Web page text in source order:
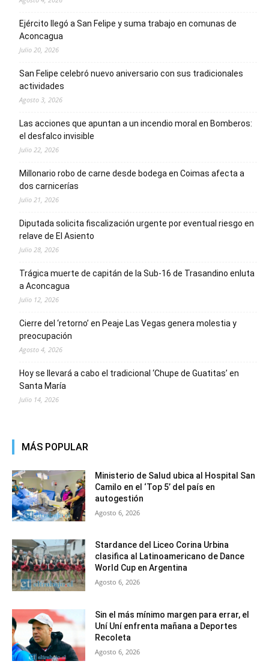
Ejército llegó a San Felipe y suma trabajo en comunas de
Aconcagua
Julio 20, 2026
San Felipe celebró nuevo aniversario con sus tradicionales
actividades
Agosto 3, 2026
Las acciones que apuntan a un incendio moral en Bomberos:
el desfalco invisible
Julio 22, 2026
Millonario robo de carne desde bodega en Coimas afecta a
dos carnicerías
Julio 21, 2026
Diputada solicita fiscalización urgente por eventual riesgo en
relave de El Asiento
Julio 28, 2026
Trágica muerte de capitán de la Sub-16 de Trasandino enluta
a Aconcagua
Julio 12, 2026
Cierre del ‘retorno’ en Peaje Las Vegas genera molestia y
preocupación
Agosto 4, 2026
Hoy se llevará a cabo el tradicional ‘Chupe de Guatitas’ en
Santa María
Julio 14, 2026
MÁS POPULAR
Ministerio de Salud ubica al Hospital San
Camilo en el ‘Top 5’ del país en
autogestión
Agosto 6, 2026
Stardance del Liceo Corina Urbina
clasifica al Latinoamericano de Dance
World Cup en Argentina
Agosto 6, 2026
Sin el más mínimo margen para errar, el
Uní Uní enfrenta mañana a Deportes
Recoleta
Agosto 6, 2026